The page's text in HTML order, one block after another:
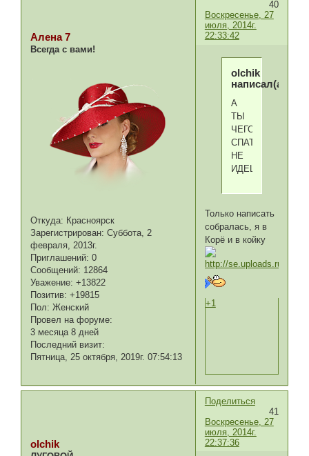
40
Воскресенье, 27
июля, 2014г.
22:33:42
Алена 7
Всегда с вами!
Откуда: Красноярск
Зарегистрирован: Суббота, 2
февраля, 2013г.
Приглашений: 0
Сообщений: 12864
Уважение: +13822
Позитив: +19815
Пол: Женский
Провел на форуме:
3 месяца 8 дней
Последний визит:
Пятница, 25 октября, 2019г. 07:54:13
olchik
написал(а):
А
ТЫ
ЧЕГО
СПАТЬ
НЕ
ИДЕШЬ???
Только написать
собралась, я в
Корё и в койку
+1
Поделиться
41
Воскресенье, 27
июля, 2014г.
22:37:36
olchik